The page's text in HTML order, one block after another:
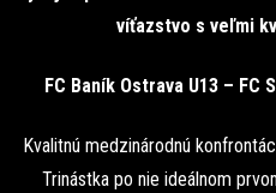
víťazstvo s veľmi
FC Baník Ostrava U13 – FC
Kvalitnú medzinárodnú
Trinástka po nie ideálnom